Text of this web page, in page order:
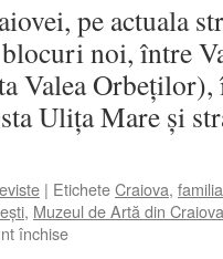
pe actuala
noi, între
Valea
Uliţa Mare şi
| EticheteCraiova,
, Muzeul de Artă din Craiova
închisepentru